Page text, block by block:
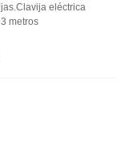
eléctrica
metros